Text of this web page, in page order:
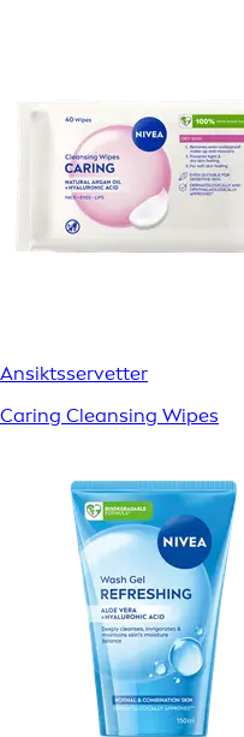
Ansiktsservetter
Caring Cleansing Wipes